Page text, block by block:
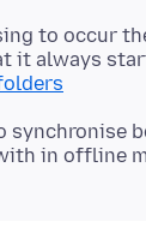
to occur
synchronise